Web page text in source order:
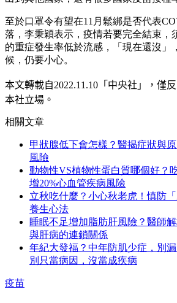
至於口罩令有望在11月鬆綁是否代表
落，李秉穎表示，疫情若要完全結束，
的重症發生率低於流感，「現在還沒」
候，仍要小心。
本文轉載自2022.11.10 「中央社」
，僅
本社立場。
相關文章
甲狀腺低下會怎樣？醫揭症狀與
風險
動物性VS植物性蛋白質哪個好？
增20%心血管疾病風險
立秋吃什麼？小心秋老虎！慎防
養生心法
睡眠不足增加脂肪肝風險？醫師
與肝病的連鎖關係
年紀大發福？中年防肌少症，別
別只當病因，沒當成疾病
疫苗